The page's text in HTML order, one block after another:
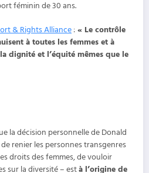
féminin de 30 ans.
& Rights Alliance : « Le contrôle
à toutes les femmes et à
dignité et l’équité mêmes que le
la décision personnelle de Donald
de renier les personnes transgenres
droits des femmes, de vouloir
sur la diversité – està l’origine de